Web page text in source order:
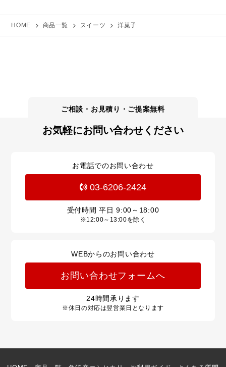
HOME 商品一覧 スイーツ 洋菓子
お気軽にお問い合わせください
お電話でのお問い合わせ
03-6206-2424
受付時間 平日9:00～18:00
※12:00～13:00を除く
WEBからのお問い合わせ
お問い合わせフォームへ
24時間承ります
※休日の対応は翌営業日となります